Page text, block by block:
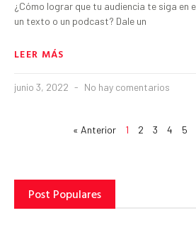
¿Cómo lograr que tu audiencia te siga en
un texto o un podcast? Dale un
LEER MÁS
junio 3, 2022 No hay comentarios
« Anterior 1 2 3 4 5
Post Populares